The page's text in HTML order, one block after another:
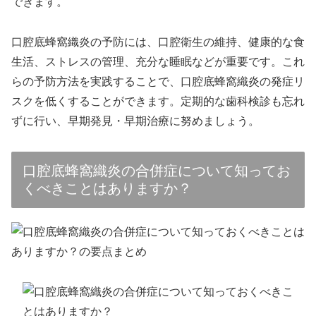
口腔底蜂窩織炎の予防には、口腔衛生の維持、健康的な食
生活、ストレスの管理、充分な睡眠などが重要です。これ
らの予防方法を実践することで、口腔底蜂窩織炎の発症リ
スクを低くすることができます。定期的な歯科検診も忘れ
ずに行い、早期発見・早期治療に努めましょう。
口腔底蜂窩織炎の合併症について知ってお
くべきことはありますか？